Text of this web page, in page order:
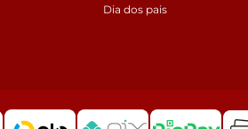
Dia dos pais